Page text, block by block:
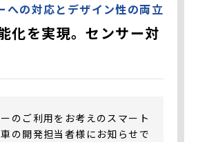
への対応とデザイン性の両立
化を実現。センサー対
のご利用をお考えのスマート
の開発担当者様にお知らせで